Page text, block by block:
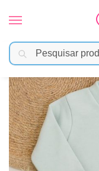
Início Moda Bebê / Menina